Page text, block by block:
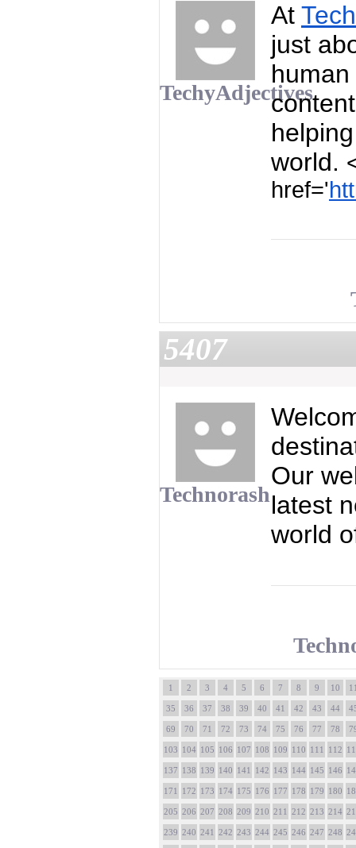
TechyAdjectives
At
just
world.
href='
5407
Technorash
Our
latest
world
1 2 3 4 5 6 7 8 9 10
35 36 37 38 39 40 41 42 43 44
69 70 71 72 73 74 75 76 77 78
103 104 105 106 107 108 109 110 111 112
137 138 139 140 141 142 143 144 145 146
171 172 173 174 175 176 177 178 179 180
205 206 207 208 209 210 211 212 213 214
239 240 241 242 243 244 245 246 247 248